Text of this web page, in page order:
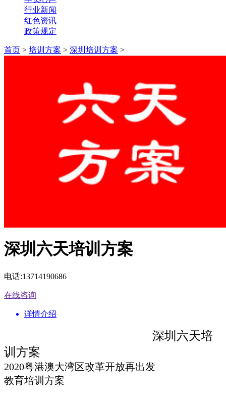
行业新闻
红色资讯
政策规定
首页 > 培训方案 > 深圳培训方案 >
深圳六天培训方案
电话:13714190686
在线咨询
详情介绍
深圳六天培
训方案
2020粤港澳大湾区改革开放再出发
教育培训方案